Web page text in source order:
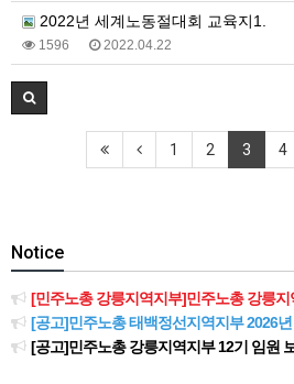
2022년 세계노동절대회 교육지1.
1596 2022.04.22
1 2 3 4
Notice
[민주노총 강릉지역지부]민주노총 강릉지역지부 제
[공고]민주노총 태백정선지역지부 2026년 정
[공고]민주노총 강릉지역지부 12기 임원 보